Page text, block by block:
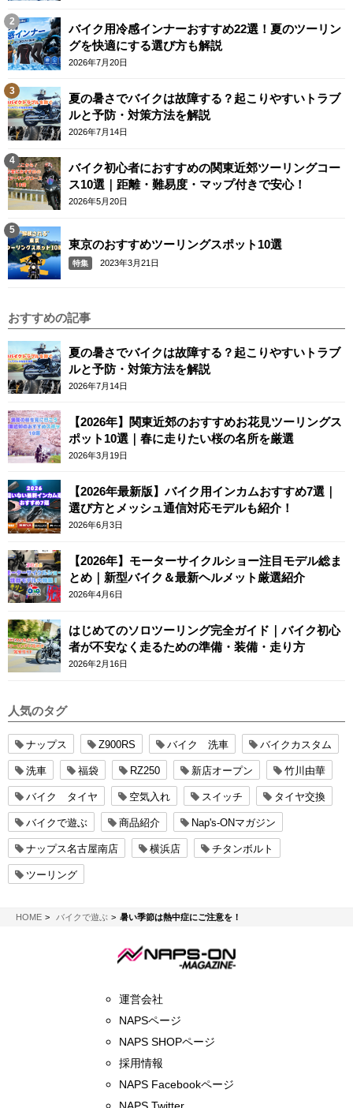
バイク用冷感インナーおすすめ22選！夏のツーリン
グを快適にする選び方も解説
2026年7月20日
夏の暑さでバイクは故障する？起こりやすいトラブ
ルと予防・対策方法を解説
2026年7月14日
バイク初心者におすすめの関東近郊ツーリングコー
ス10選｜距離・難易度・マップ付きで安心！
2026年5月20日
東京のおすすめツーリングスポット10選
特集 2023年3月21日
おすすめの記事
夏の暑さでバイクは故障する？起こりやすいトラブ
ルと予防・対策方法を解説
2026年7月14日
【2026年】関東近郊のおすすめお花見ツーリングス
ポット10選｜春に走りたい桜の名所を厳選
2026年3月19日
【2026年最新版】バイク用インカムおすすめ7選｜
選び方とメッシュ通信対応モデルも紹介！
2026年6月3日
【2026年】モーターサイクルショー注目モデル総ま
とめ｜新型バイク＆最新ヘルメット厳選紹介
2026年4月6日
はじめてのソロツーリング完全ガイド｜バイク初心
者が不安なく走るための準備・装備・走り方
2026年2月16日
人気のタグ
ナップス Z900RS バイク 洗車 バイクカスタム
洗車 福袋 RZ250 新店オープン 竹川由華
バイク タイヤ 空気入れ スイッチ タイヤ交換
バイクで遊ぶ 商品紹介 Nap's-ONマガジン
ナップス名古屋南店 横浜店 チタンボルト
ツーリング
HOMENAPS-ON マガジン
バイクで遊ぶ 暑い季節は熱中症にご注意を！
運営会社
NAPSページ
NAPS SHOPページ
採用情報
NAPS Facebookページ